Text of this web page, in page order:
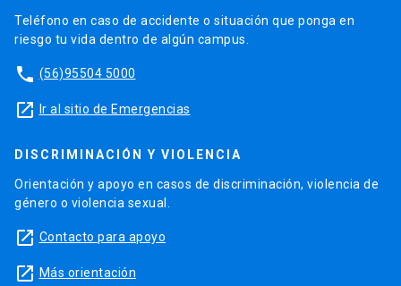
Teléfono en caso de accidente o situación que ponga en
riesgo tu vida dentro de algún campus.
phone (56)95504 5000
launch Ir al sitio de Emergencias
DISCRIMINACIÓN Y VIOLENCIA
Orientación y apoyo en casos de discriminación, violencia de
género o violencia sexual.
launch Contacto para apoyo
launch Más orientación